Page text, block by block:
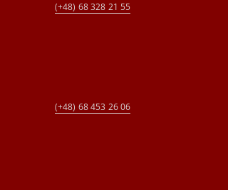
(+48) 68 328 21 55
(+48) 68 453 26 06